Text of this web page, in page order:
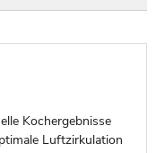
Kochergebnisse
Luftzirkulation